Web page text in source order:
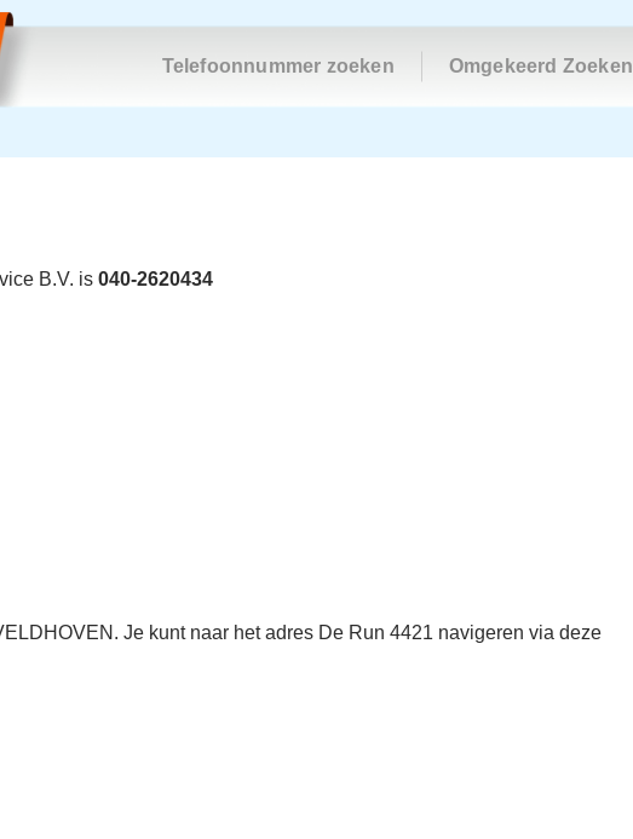
Telefoonnummer zoeken Omgekeerd Zoeken
B.V. is 040-2620434
Je kunt naar het adres De Run 4421 navigeren via deze